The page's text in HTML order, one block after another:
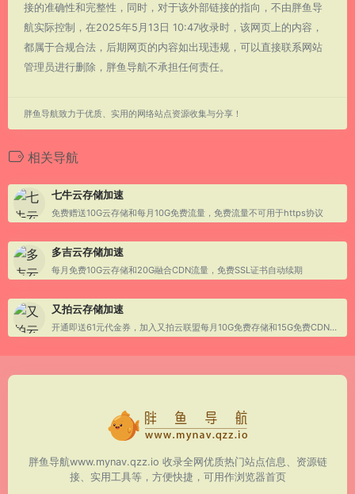
接的准确性和完整性，同时，对于该外部链接的指向，不由胖鱼导
航实际控制，在2025年5月13日 10:47收录时，该网页上的内容，
都属于合规合法，后期网页的内容如出现违规，可以直接联系网站
管理员进行删除，胖鱼导航不承担任何责任。
胖鱼导航致力于优质、实用的网络站点资源收集与分享！
相关导航
七牛云存储加速
免费赠送10G云存储和每月10G免费流量，免费流量不可用于https协议
多吉云存储加速
每月免费10G云存储和20G融合CDN流量，免费SSL证书自动续期
又拍云存储加速
开通即送61元代金券，加入又拍云联盟每月10G免费存储和15G免费CDN流量，可用做图床
胖鱼导航www.mynav.qzz.io 收录全网优质热门站点信息、资源链
接、实用工具等，方便快捷，可用作浏览器首页